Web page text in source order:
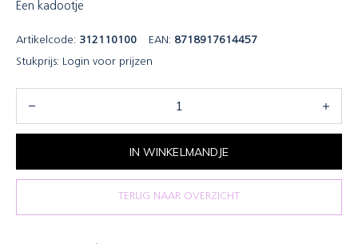
Een kadootje
Artikelcode: 312110100 EAN: 8718917614457
Stukprijs: Login voor prijzen
IN WINKELMANDJE
TERUG NAAR OVERZICHT